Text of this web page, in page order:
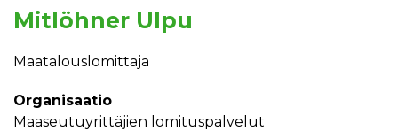
Mitlöhner Ulpu
Maatalouslomittaja
Organisaatio
Maaseutuyrittäjien lomituspalvelut